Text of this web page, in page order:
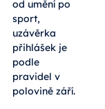
od umění po
sport,
uzávěrka
přihlášek je
podle
pravidel v
polovině září.